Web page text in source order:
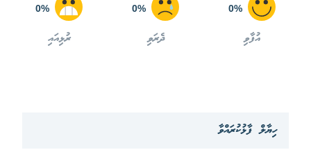
0%
އުފާވި
0%
ދެރަވި
0%
ރުޅިއައި
ހިޔާލް ފާޅުކުރައްވާ